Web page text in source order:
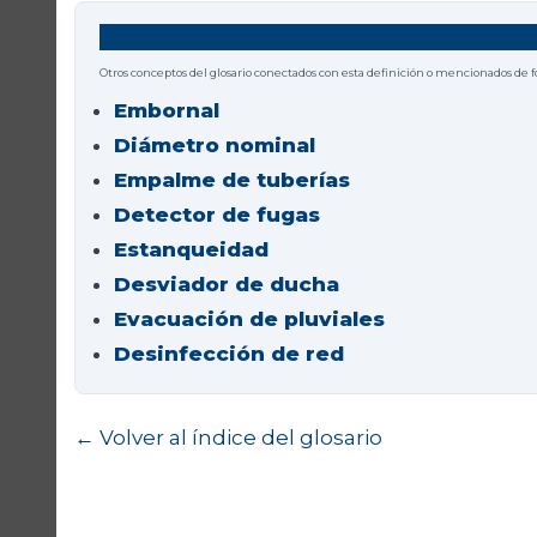
Otros conceptos del glosario conectados con esta definición o mencionados de
Embornal
Diámetro nominal
Empalme de tuberías
Detector de fugas
Estanqueidad
Desviador de ducha
Evacuación de pluviales
Desinfección de red
← Volver al índice del glosario